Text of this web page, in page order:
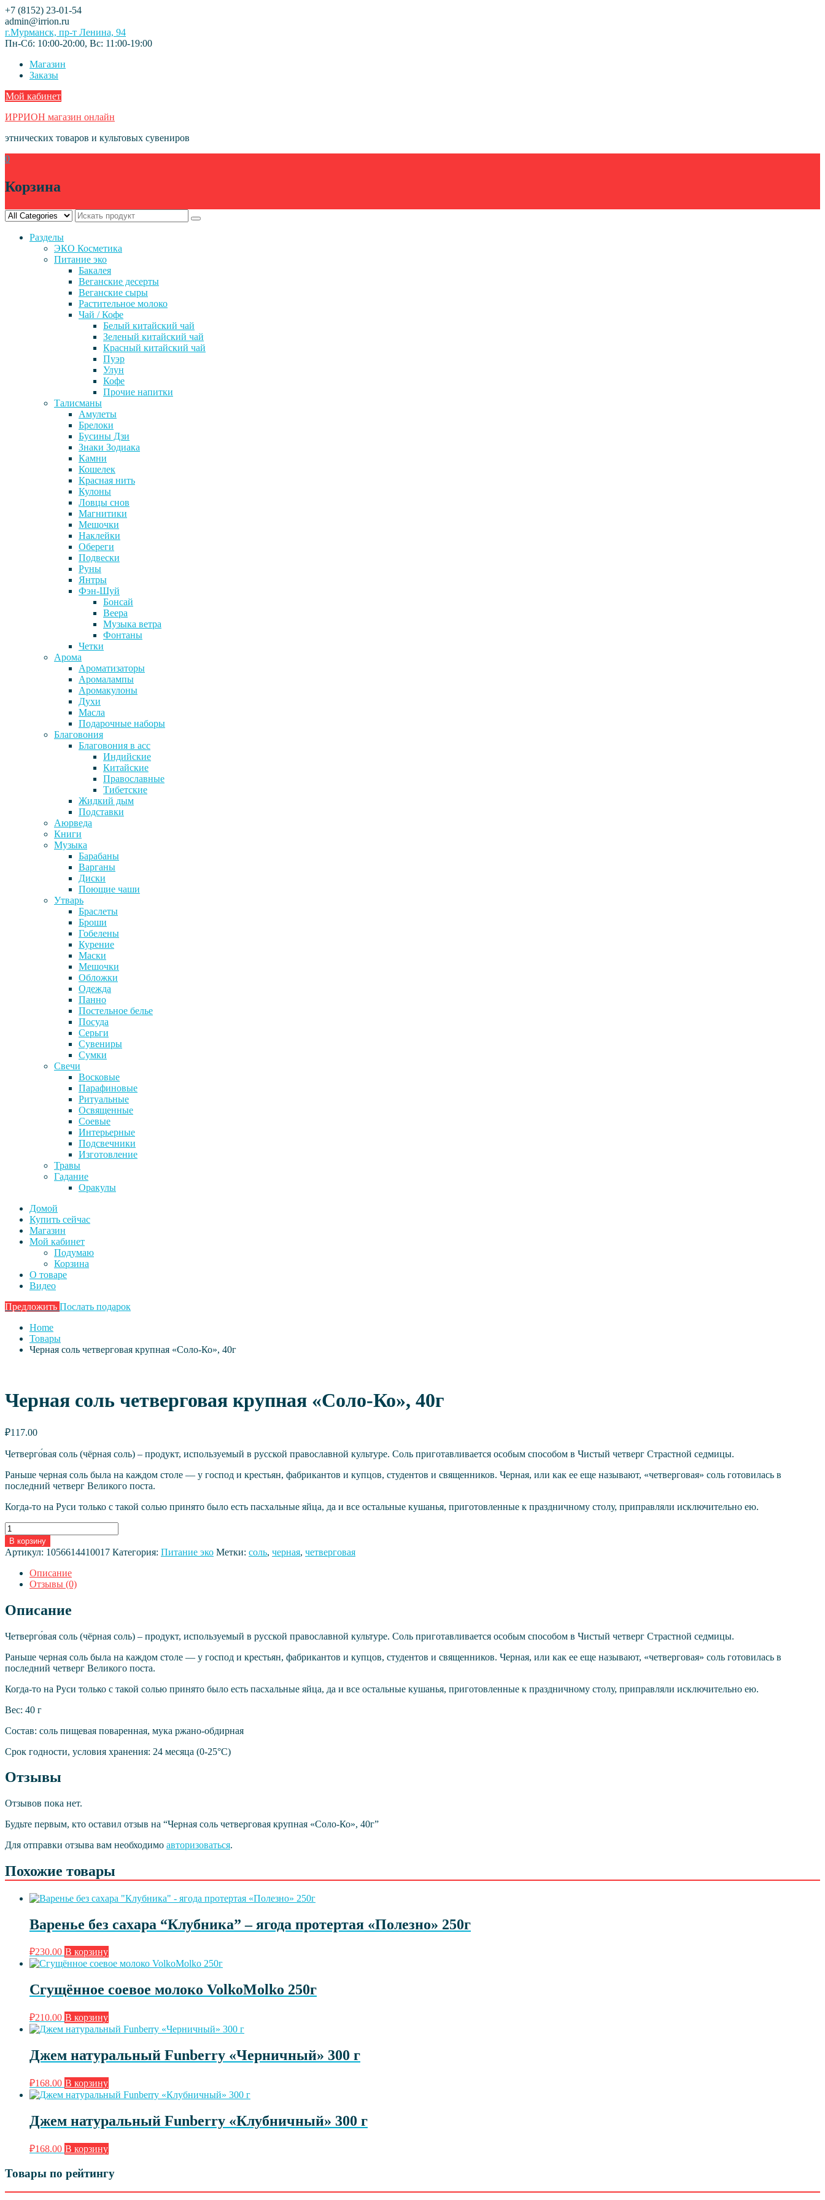
Skip
to
content
+7 (8152) 23-01-54
admin@irrion.ru
г.Мурманск, пр-т Ленина, 94
Пн-Сб: 10:00-20:00, Вс: 11:00-19:00
Магазин
Заказы
Мой кабинет
ИРРИОН магазин онлайн
этнических товаров и культовых сувениров
0
Корзина
Разделы
ЭКО Косметика
Питание эко
Бакалея
Веганские десерты
Веганские сыры
Растительное молоко
Чай / Кофе
Белый китайский чай
Зеленый китайский чай
Красный китайский чай
Пуэр
Улун
Кофе
Прочие напитки
Талисманы
Амулеты
Брелоки
Бусины Дзи
Знаки Зодиака
Камни
Кошелек
Красная нить
Кулоны
Ловцы снов
Магнитики
Мешочки
Наклейки
Обереги
Подвески
Руны
Янтры
Фэн-Шуй
Бонсай
Веера
Музыка ветра
Фонтаны
Четки
Арома
Ароматизаторы
Аромалампы
Аромакулоны
Духи
Масла
Подарочные наборы
Благовония
Благовония в асс
Индийские
Китайские
Православные
Тибетские
Жидкий дым
Подставки
Аюрведа
Книги
Музыка
Барабаны
Варганы
Диски
Поющие чаши
Утварь
Браслеты
Броши
Гобелены
Курение
Маски
Мешочки
Обложки
Одежда
Панно
Постельное белье
Посуда
Серьги
Сувениры
Сумки
Свечи
Восковые
Парафиновые
Ритуальные
Освященные
Соевые
Интерьерные
Подсвечники
Изготовление
Травы
Гадание
Оракулы
Домой
Купить сейчас
Магазин
Мой кабинет
Подумаю
Корзина
О товаре
Видео
Предложить Послать подарок
Home
Товары
Черная соль четверговая крупная «Соло-Ко», 40г
Черная соль четверговая крупная «Соло-Ко», 40г
₽117.00
Четверго́вая соль (чёрная соль) – продукт, используемый в русской православной культуре. Соль приготавливается особым способом в Чистый четверг Страстной седмицы.
Раньше черная соль была на каждом столе — у господ и крестьян, фабрикантов и купцов, студентов и священников. Черная, или как ее еще называют, «четверговая» соль готовилась в
последний четверг Великого поста.
Когда-то на Руси только с такой солью принято было есть пасхальные яйца, да и все остальные кушанья, приготовленные к праздничному столу, приправляли исключительно ею.
Количество
товара
Черная
соль
четверговая
крупная
Ко»,
40г
В корзину
Артикул: 1056614410017 Категория: Питание эко Метки: соль, черная, четверговая
Описание
Отзывы (0)
Описание
Четверго́вая соль (чёрная соль) – продукт, используемый в русской православной культуре. Соль приготавливается особым способом в Чистый четверг Страстной седмицы.
Раньше черная соль была на каждом столе — у господ и крестьян, фабрикантов и купцов, студентов и священников. Черная, или как ее еще называют, «четверговая» соль готовилась в
последний четверг Великого поста.
Когда-то на Руси только с такой солью принято было есть пасхальные яйца, да и все остальные кушанья, приготовленные к праздничному столу, приправляли исключительно ею.
Вес: 40 г
Состав: соль пищевая поваренная, мука ржано-обдирная
Срок годности, условия хранения: 24 месяца (0-25°С)
Отзывы
Отзывов пока нет.
Будьте первым, кто оставил отзыв на “Черная соль четверговая крупная «Соло-Ко», 40г”
Для отправки отзыва вам необходимо авторизоваться.
Похожие товары
Варенье без сахара “Клубника” – ягода протертая «Полезно» 250г
₽230.00 В корзину
Сгущённое соевое молоко VolkoMolko 250г
₽210.00 В корзину
Джем натуральный Funberry «Черничный» 300 г
₽168.00 В корзину
Джем натуральный Funberry «Клубничный» 300 г
₽168.00 В корзину
Товары по рейтингу